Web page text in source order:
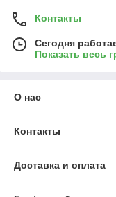
Контакты
Сегодня
Показать весь
О нас
Контакты
Доставка и оплата